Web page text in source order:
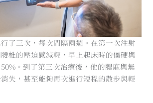
了三次，每次間隔兩週。在第一次注射
椎的壓迫感減輕，早上起床時的僵硬與
。到了第三次治療後，他的腿麻與無
失，甚至能夠再次進行短程的散步與輕